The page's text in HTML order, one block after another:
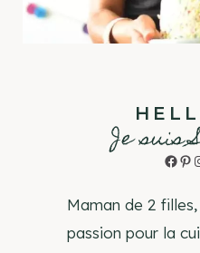
Je suis
Maman de 2
passion pour la